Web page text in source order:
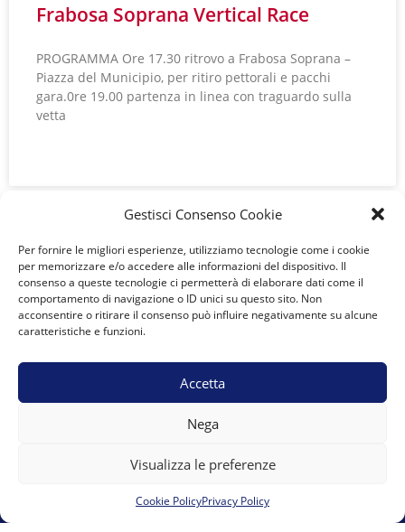
Gestisci Consenso Cookie
Per fornire le migliori esperienze, utilizziamo tecnologie come i cookie
per memorizzare e/o accedere alle informazioni del dispositivo. Il
consenso a queste tecnologie ci permetterà di elaborare dati come il
comportamento di navigazione o ID unici su questo sito. Non
acconsentire o ritirare il consenso può influire negativamente su alcune
caratteristiche e funzioni.
Accetta
Nega
Visualizza le preferenze
Cookie PolicyPrivacy Policy
Frabosa Soprana Vertical Race
PROGRAMMA Ore 17.30 ritrovo a Frabosa Soprana –
Piazza del Municipio, per ritiro pettorali e pacchi
gara.0re 19.00 partenza in linea con traguardo sulla
vetta
A.S.D. Team Marguareis
team.marguareis@gmail.com